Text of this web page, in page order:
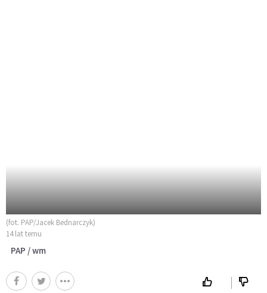
(fot. PAP/Jacek Bednarczyk)
14 lat temu
PAP / wm